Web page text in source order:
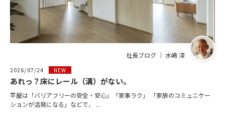
社長ブログ ｜ 水嶋 淳
2026/07/24 NEW
あれっ？床にレール（溝）がない。
平屋は「バリアフリーの安全・安心」「家事ラク」 「家族のコミュニケー
ションが活発になる」などで、 ...